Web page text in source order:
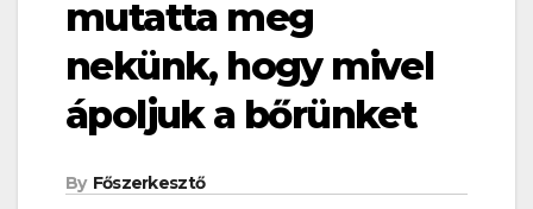
mutatta meg
nekünk, hogy mivel
ápoljuk a bőrünket
By Főszerkesztő